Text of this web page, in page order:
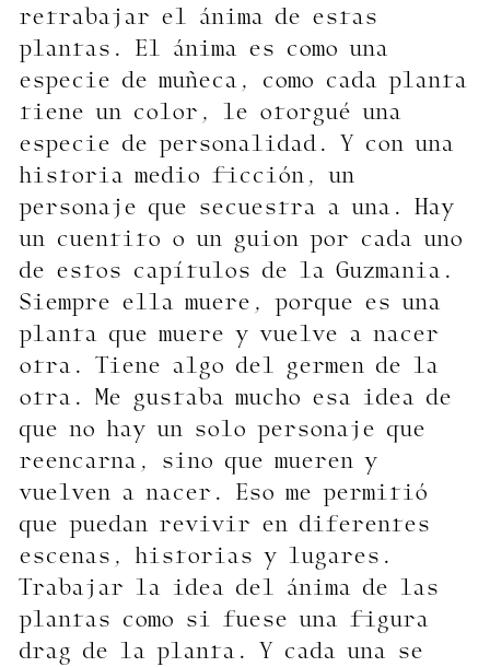
retrabajar el ánima de estas
plantas. El ánima es como una
especie de muñeca, como cada planta
tiene un color, le otorgué una
especie de personalidad. Y con una
historia medio ficción, un
personaje que secuestra a una. Hay
un cuentito o un guion por cada uno
de estos capítulos de la Guzmania.
Siempre ella muere, porque es una
planta que muere y vuelve a nacer
otra. Tiene algo del germen de la
otra. Me gustaba mucho esa idea de
que no hay un solo personaje que
reencarna, sino que mueren y
vuelven a nacer. Eso me permitió
que puedan revivir en diferentes
escenas, historias y lugares.
Trabajar la idea del ánima de las
plantas como si fuese una figura
drag de la planta. Y cada una se